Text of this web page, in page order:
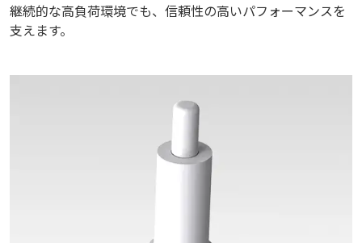
継続的な高負荷環境でも、信頼性の高いパフォーマンスを
支えます。